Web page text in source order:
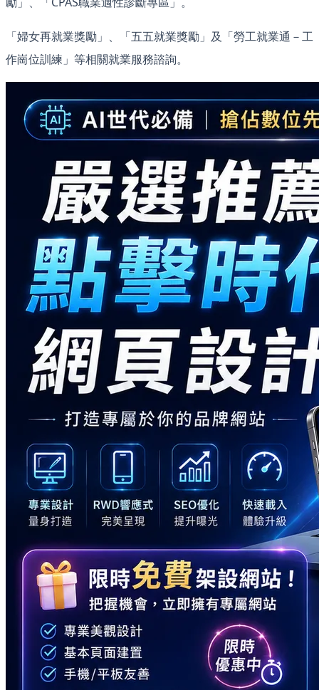
「婦女再就業獎勵」、「五五就業獎勵」及「勞工就業通－工
作崗位訓練」等相關就業服務諮詢。